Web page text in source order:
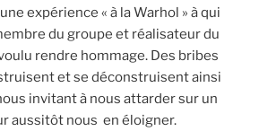
expérience « à la Warhol » à qui
du groupe et réalisateur du
rendre hommage. Des bribes
et se déconstruisent ainsi
invitant à nous attarder sur un
aussitôt nous en éloigner.